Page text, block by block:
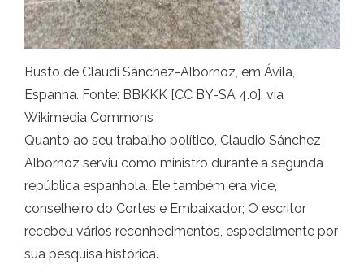
Busto de Claudi Sánchez-Albornoz, em Ávila,
Espanha. Fonte: BBKKK [CC BY-SA 4.0], via
Wikimedia Commons
Quanto ao seu trabalho político, Claudio Sánchez
Albornoz serviu como ministro durante a segunda
república espanhola. Ele também era vice,
conselheiro do Cortes e Embaixador; O escritor
recebeu vários reconhecimentos, especialmente por
sua pesquisa histórica.